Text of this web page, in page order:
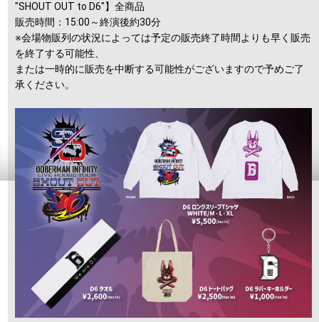
"SHOUT OUT to D6"】全商品
販売時間：15:00～終演後約30分
※会場物販列の状況によっては予定の販売終了時間よりも早く販売
を終了する可能性、
または一時的に販売を中断する可能性がございますので予めご了
承ください。